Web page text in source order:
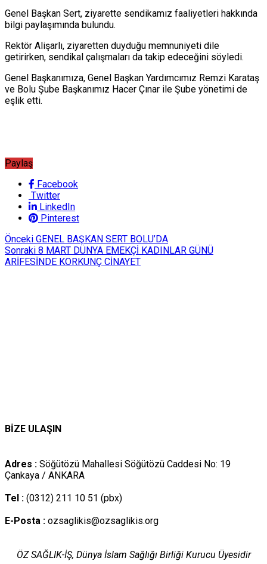
Genel Başkan Sert, ziyarette sendikamız faaliyetleri hakkında
bilgi paylaşımında bulundu.
Rektör Alişarlı, ziyaretten duyduğu memnuniyeti dile
getirirken, sendikal çalışmaları da takip edeceğini söyledi.
Genel Başkanımıza, Genel Başkan Yardımcımız Remzi Karataş
ve Bolu Şube Başkanımız Hacer Çınar ile Şube yönetimi de
eşlik etti.
Paylaş
Facebook
Twitter
LinkedIn
Pinterest
Önceki GENEL BAŞKAN SERT BOLU’DA
Sonraki 8 MART DÜNYA EMEKÇİ KADINLAR GÜNÜ
ARİFESİNDE KORKUNÇ CİNAYET
BİZE ULAŞIN
Adres : Söğütözü Mahallesi Söğütözü Caddesi No: 19
Çankaya / ANKARA
Tel : (0312) 211 10 51 (pbx)
E-Posta : ozsaglikis@ozsaglikis.org
ÖZ SAĞLIK-İŞ, Dünya İslam Sağlığı Birliği Kurucu Üyesidir